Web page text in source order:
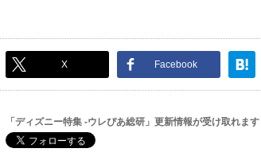
X Facebook
「ディズニー特集 -ウレぴあ総研」更新情報が受け取れます